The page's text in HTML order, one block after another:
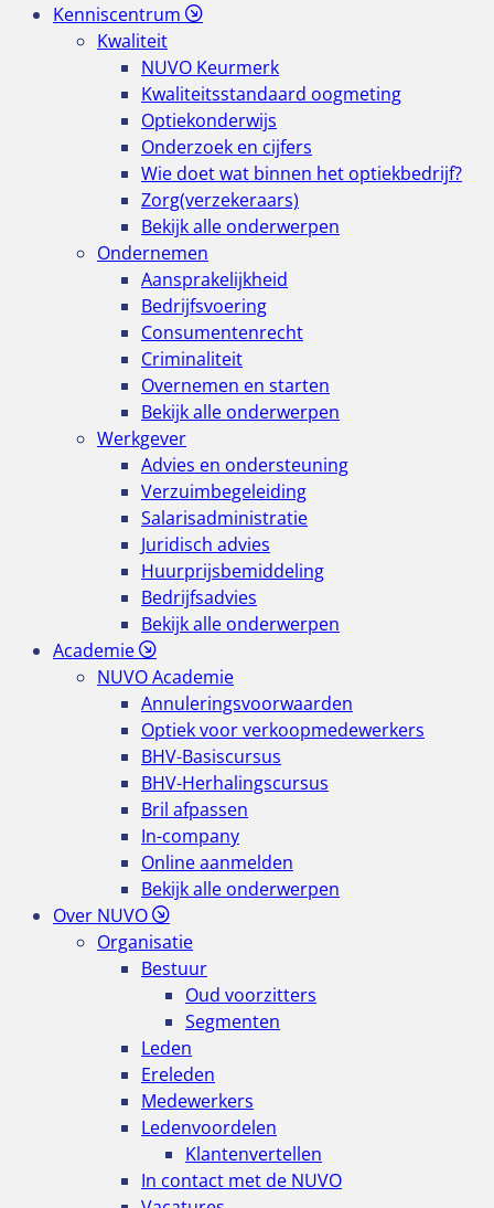
Kenniscentrum
Kwaliteit
NUVO Keurmerk
Kwaliteitsstandaard oogmeting
Optiekonderwijs
Onderzoek en cijfers
Wie doet wat binnen het optiekbedrijf?
Zorg(verzekeraars)
Bekijk alle onderwerpen
Ondernemen
Aansprakelijkheid
Bedrijfsvoering
Consumentenrecht
Criminaliteit
Overnemen en starten
Bekijk alle onderwerpen
Werkgever
Advies en ondersteuning
Verzuimbegeleiding
Salarisadministratie
Juridisch advies
Huurprijsbemiddeling
Bedrijfsadvies
Bekijk alle onderwerpen
Academie
NUVO Academie
Annuleringsvoorwaarden
Optiek voor verkoopmedewerkers
BHV-Basiscursus
BHV-Herhalingscursus
Bril afpassen
In-company
Online aanmelden
Bekijk alle onderwerpen
Over NUVO
Organisatie
Bestuur
Oud voorzitters
Segmenten
Leden
Ereleden
Medewerkers
Ledenvoordelen
Klantenvertellen
In contact met de NUVO